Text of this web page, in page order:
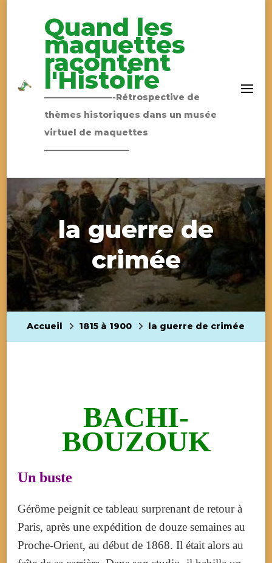
Quand les
maquettes
racontent
l'Histoire
————————-Rétrospective de
thèmes historiques dans un musée
virtuel de maquettes
——————————
la guerre de
crimée
Accueil 1815 à 1900 la guerre de crimée
BACHI-
BOUZOUK
Un buste
Gérôme peignit ce tableau surprenant de retour à
Paris, après une expédition de douze semaines au
Proche-Orient, au début de 1868. Il était alors au